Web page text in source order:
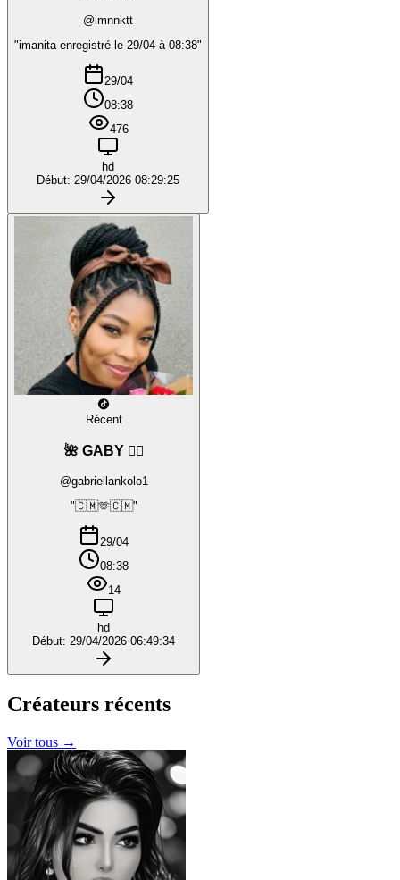
@imnnktt
"imanita enregistré le 29/04 à 08:38"
29/04
08:38
476
hd
Début: 29/04/2026 08:29:25
Récent
🌺 GABY ❤️‍🔥
@gabriellankolo1
"🇨🇲🫶🇨🇲"
29/04
08:38
14
hd
Début: 29/04/2026 06:49:34
Créateurs récents
Voir tous →